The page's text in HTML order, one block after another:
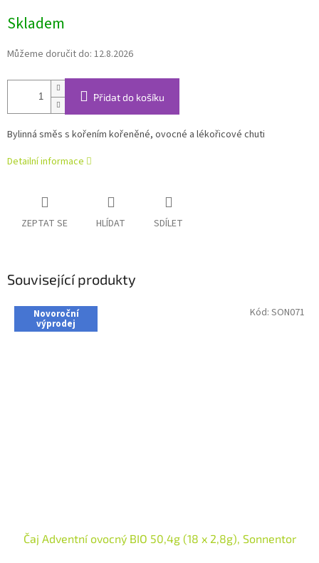
Skladem
Můžeme doručit do: 12.8.2026
Přidat do košíku
Bylinná směs s kořením kořeněné, ovocné a lékořicové chuti
Detailní informace
ZEPTAT SE HLÍDAT SDÍLET
Související produkty
Novoroční
výprodej
Čaj Adventní ovocný BIO 50,4g (18 x 2,8g), Sonnentor
Kód: SON071